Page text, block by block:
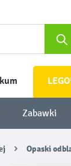
Zabawki
Opaski